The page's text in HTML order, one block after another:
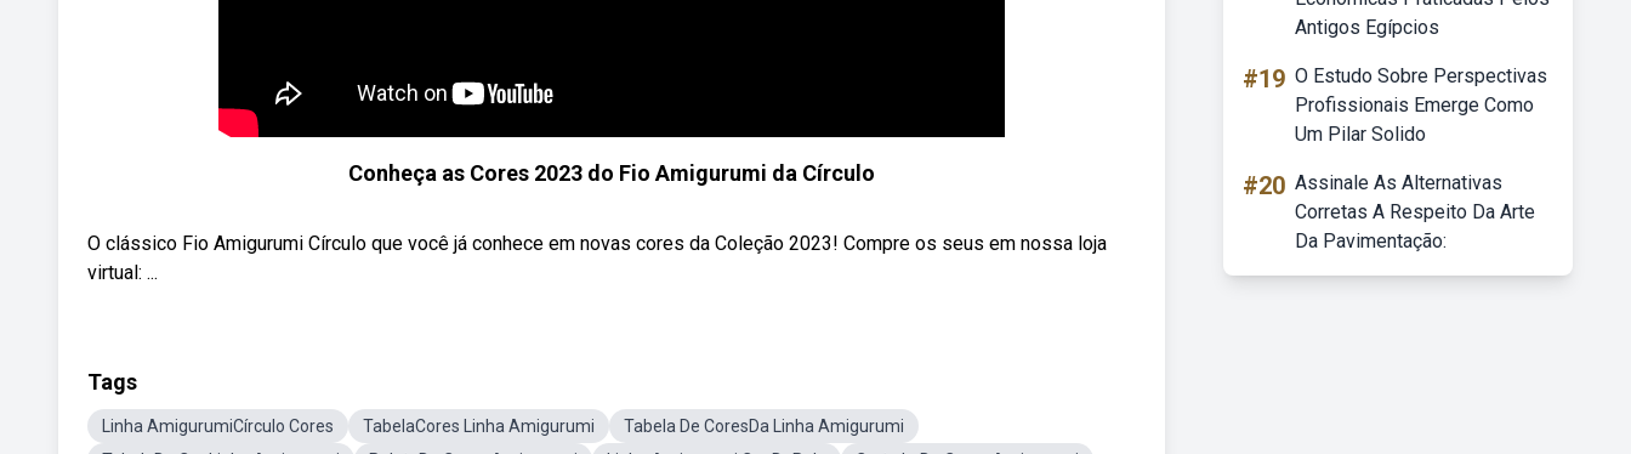
Conheça as Cores 2023 do Fio Amigurumi da Círculo
O clássico Fio Amigurumi Círculo que você já conhece em novas cores da Coleção 2023! Compre os seus em nossa loja
virtual: ...
Tags
Linha AmigurumiCírculo Cores TabelaCores Linha Amigurumi
Tabela De CoresDa Linha Amigurumi
Antigos Egípcios
#19 O Estudo Sobre Perspectivas
Profissionais Emerge Como
Um Pilar Solido
#20 Assinale As Alternativas
Corretas A Respeito Da Arte
Da Pavimentação: